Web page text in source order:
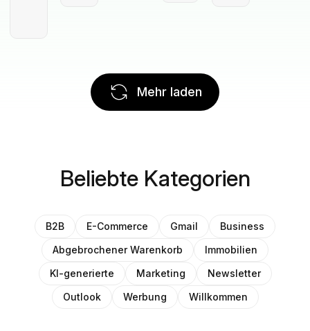
Mehr laden
Beliebte Kategorien
B2B E-Commerce Gmail
Business
Abgebrochener Warenkorb
Immobilien
KI-generierte
Marketing
Newsletter
Outlook
Werbung Willkommen